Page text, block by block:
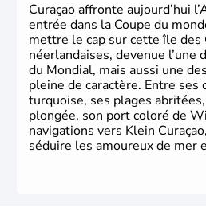
Curaçao affronte aujourd’hui
entrée dans la Coupe du
mettre le cap sur cette île des
néerlandaises, devenue l’une
du Mondial, mais aussi une
pleine de caractère. Entre ses
turquoise, ses plages
plongée, son port coloré de
navigations vers Klein
séduire les amoureux de mer